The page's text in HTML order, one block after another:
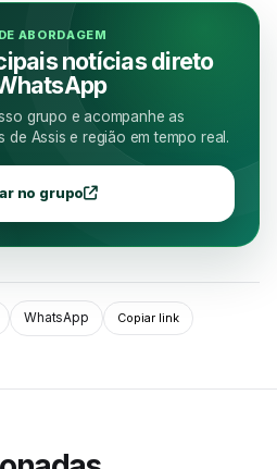
ABORDAGEM
notícias direto
grupo e acompanhe as
de Assis e região em tempo real.
no grupo
WhatsApp Copiar link